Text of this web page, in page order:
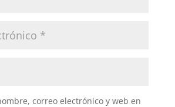
correo electrónico y web en